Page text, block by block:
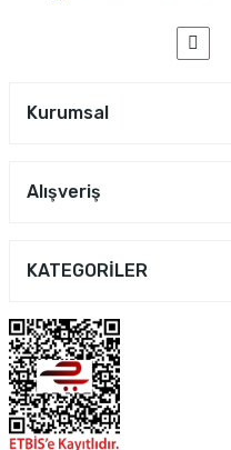
Kurumsal
Alışveriş
KATEGORİLER